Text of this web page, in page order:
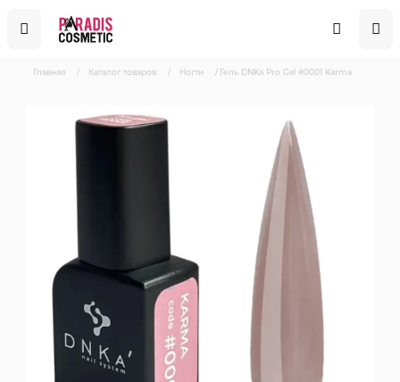
Главная / Каталог товаров / Ногти / Гель DNKa Pro Gel #0001 Karma